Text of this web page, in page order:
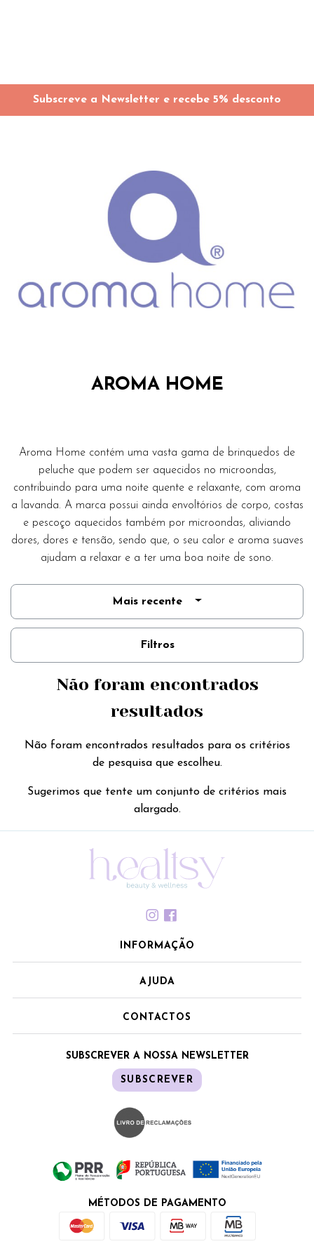
Subscreve a Newsletter e recebe 5% desconto
AROMA HOME
Aroma Home contém uma vasta gama de brinquedos de
peluche que podem ser aquecidos no microondas,
contribuindo para uma noite quente e relaxante, com aroma
a lavanda. A marca possui ainda envoltórios de corpo, costas
e pescoço aquecidos também por microondas, aliviando
dores, dores e tensão, sendo que, o seu calor e aroma suaves
ajudam a relaxar e a ter uma boa noite de sono.
Mais recente
Filtros
Não foram encontrados
resultados
Não foram encontrados resultados para os critérios
de pesquisa que escolheu.
Sugerimos que tente um conjunto de critérios mais
alargado.
INFORMAÇÃO
AJUDA
CONTACTOS
SUBSCREVER A NOSSA NEWSLETTER
SUBSCREVER
MÉTODOS DE PAGAMENTO